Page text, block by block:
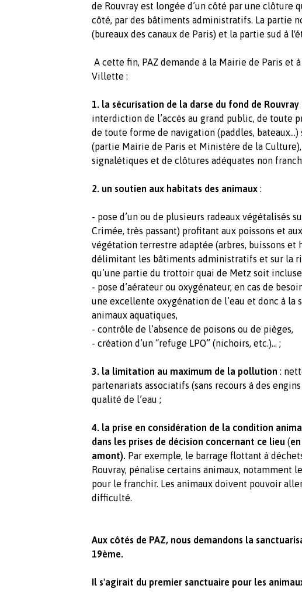
de Rouvray est longée d’un côté par une clôture
côté, par des bâtiments administratifs. La partie
(bureaux des canaux de Paris) et la partie sud à
A cette fin, PAZ demande à la Mairie de Paris et
Villette :
1. la sécurisation de la darse du fond de
interdiction de l’accès au grand public, de toute
de toute forme de navigation (paddles,
(partie Mairie de Paris et Ministère de la
signalétiques et de clôtures adéquates non
2. un soutien aux habitats des animaux :
- pose d’un ou de plusieurs radeaux végétalisés
Crimée, très passant) profitant aux poissons et
végétation terrestre adaptée (arbres, buissons et
délimitant les bâtiments administratifs et sur la
qu’une partie du trottoir quai de Metz soit
- pose d’aérateur ou oxygénateur, en cas de
une excellente oxygénation de l’eau et donc à la
animaux aquatiques,
- contrôle de l’absence de poisons ou de pièges,
- création d’un “refuge LPO” (nichoirs, etc.)... ;
3. la limitation au maximum de la pollution :
partenariats associatifs (sans recours à des
qualité de l’eau ;
4. la prise en considération de la condition
dans les prises de décision concernant ce lieu (
amont). Par exemple, le barrage flottant à
Rouvray, pénalise certains animaux, notamment
pour le franchir. Les animaux doivent pouvoir
difficulté.
Aux côtés de PAZ, nous demandons la
19ème.
Il s'agirait du premier sanctuaire pour les